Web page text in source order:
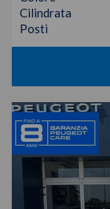
Cilindrata
Posti